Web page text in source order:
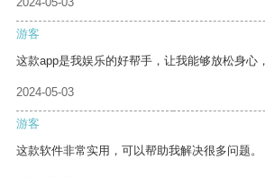
游客
这款app是我娱乐的好帮手，让我能够放松身心
2024-05-03
游客
这款软件非常实用，可以帮助我解决很多问题。